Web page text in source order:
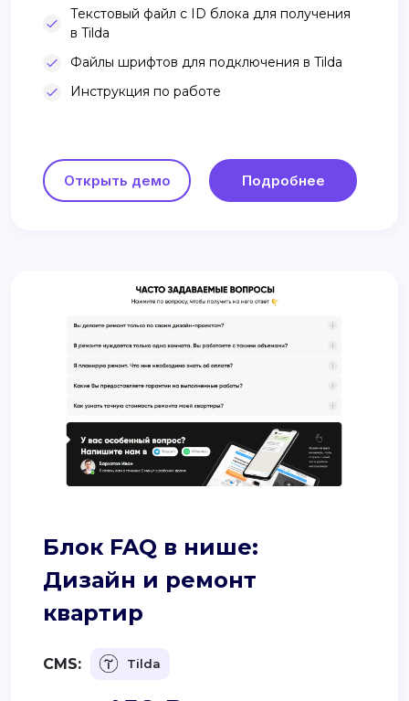
Текстовый файл с ID блока для получения
в Tilda
Файлы шрифтов для подключения в Tilda
Инструкция по работе
Открыть демо Подробнее
Блок FAQ в нише:
Дизайн и ремонт
квартир
CMS: Tilda